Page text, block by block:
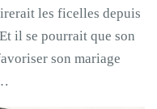
les ficelles depuis
il se pourrait que son
son mariage